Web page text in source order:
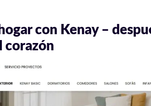
con Kenay –
corazón